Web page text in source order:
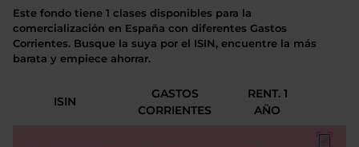
Este fondo tiene 1 clases disponibles para la
comercialización en España con diferentes Gastos
Corrientes. Busque la suya por el ISIN, encuentre la más
barata y empiece ahorrar.
ISIN
GASTOS
CORRIENTES
RENT. 1
AÑO